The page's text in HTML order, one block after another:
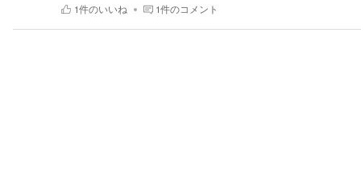
召喚されましたが結末が気に食わないので原作を破壊することに
しました https://kakuyomu.jp/works/822139840826075951 この無能が
ぁぁぁぁぁぁぁって国から追放された最優である元聖女ですが、
更でお騒がせして、すいません。 新タイトル 転生した時に幸運
ガチャを当てて襲われてるドラゴンたちを救ったら、エンシェン
1件のいいね 1件のコメント